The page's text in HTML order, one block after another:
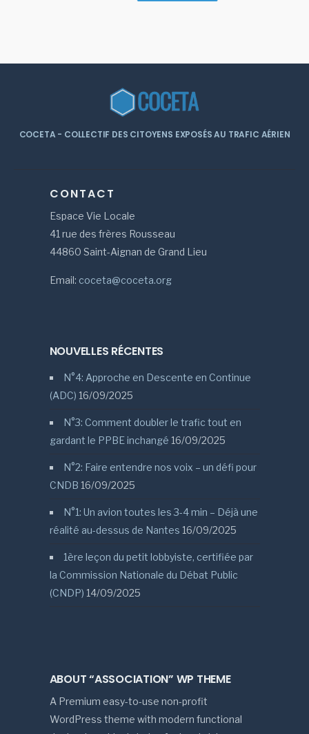
COCETA - COLLECTIF DES CITOYENS EXPOSÉS AU TRAFIC AÉRIEN
CONTACT
Espace Vie Locale
41 rue des frères Rousseau
44860 Saint-Aignan de Grand Lieu
Email: coceta@coceta.org
NOUVELLES RÉCENTES
N°4: Approche en Descente en Continue
(ADC) 16/09/2025
N°3: Comment doubler le trafic tout en
gardant le PPBE inchangé 16/09/2025
N°2: Faire entendre nos voix – un défi pour
CNDB 16/09/2025
N°1: Un avion toutes les 3-4 min – Déjà une
réalité au-dessus de Nantes 16/09/2025
1ère leçon du petit lobbyiste, certifiée par
la Commission Nationale du Débat Public
(CNDP) 14/09/2025
ABOUT “ASSOCIATION” WP THEME
A Premium easy-to-use non-profit
WordPress theme with modern functional